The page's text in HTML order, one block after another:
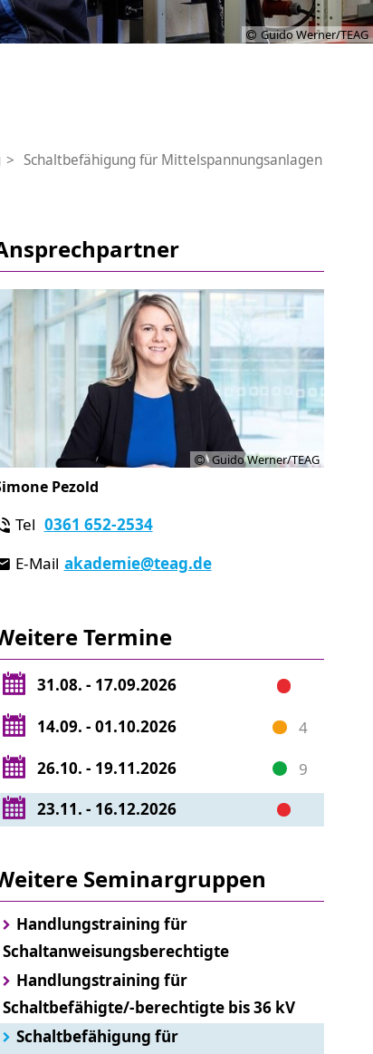
Guido Werner/TEAG
Schaltbefähigung für Mittelspannungsanlagen
Guido Werner/TEAG
Pezold
Tel 0361 652-2534
E-Mail akademie@teag.de
Termine
31.08. - 17.09.2026
14.09. - 01.10.2026
4
26.10. - 19.11.2026
9
23.11. - 16.12.2026
Seminargruppen
Handlungstraining für
Schaltanweisungsberechtigte
Handlungstraining für
Schaltbefähigte/-berechtigte bis 36 kV
Schaltbefähigung für